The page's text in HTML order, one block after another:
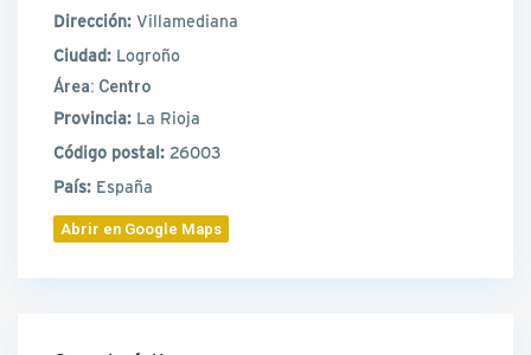
Dirección: Villamediana
Ciudad: Logroño
Área: Centro
Provincia: La Rioja
Código postal: 26003
País: España
Abrir en Google Maps